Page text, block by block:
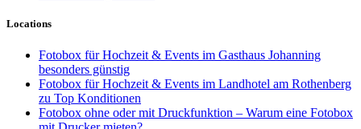
Locations
Fotobox für Hochzeit & Events im Gasthaus Johanning
besonders günstig
Fotobox für Hochzeit & Events im Landhotel am Rothenberg
zu Top Konditionen
Fotobox ohne oder mit Druckfunktion – Warum eine Fotobox